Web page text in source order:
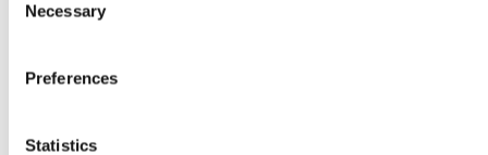
Selection
Necessary
Preferences
Statistics